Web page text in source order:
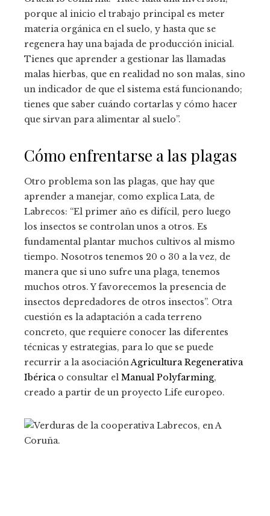
porque al inicio el trabajo principal es meter
materia orgánica en el suelo, y hasta que se
regenera hay una bajada de producción inicial.
Tienes que aprender a gestionar las llamadas
malas hierbas, que en realidad no son malas, sino
un indicador de que el sistema está funcionando;
tienes que saber cuándo cortarlas y cómo hacer
que sirvan para alimentar al suelo”.
Cómo enfrentarse a las plagas
Otro problema son las plagas, que hay que
aprender a manejar, como explica Lata, de
Labrecos: “El primer año es difícil, pero luego
los insectos se controlan unos a otros. Es
fundamental plantar muchos cultivos al mismo
tiempo. Nosotros tenemos 20 o 30 a la vez, de
manera que si uno sufre una plaga, tenemos
muchos otros. Y favorecemos la presencia de
insectos depredadores de otros insectos”. Otra
cuestión es la adaptación a cada terreno
concreto, que requiere conocer las diferentes
técnicas y estrategias, para lo que se puede
recurrir a la asociaciónAgricultura Regenerativa
Ibéricao consultar el Manual Polyfarming,
creado a partir de un proyecto Life europeo.